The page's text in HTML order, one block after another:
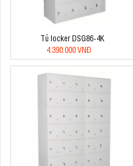
Tủ locker DSG86-4K
4.390.000 VNĐ